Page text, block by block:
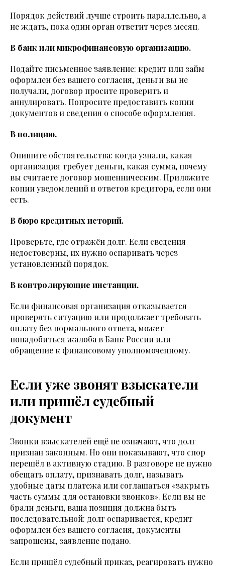
Порядок действий лучше строить параллельно, а
не ждать, пока один орган ответит через месяц.
В банк или микрофинансовую организацию.
Подайте письменное заявление: кредит или займ
оформлен без вашего согласия, деньги вы не
получали, договор просите проверить и
аннулировать. Попросите предоставить копии
документов и сведения о способе оформления.
В полицию.
Опишите обстоятельства: когда узнали, какая
организация требует деньги, какая сумма, почему
вы считаете договор мошенническим. Приложите
копии уведомлений и ответов кредитора, если они
есть.
В бюро кредитных историй.
Проверьте, где отражён долг. Если сведения
недостоверны, их нужно оспаривать через
установленный порядок.
В контролирующие инстанции.
Если финансовая организация отказывается
проверять ситуацию или продолжает требовать
оплату без нормального ответа, может
понадобиться жалоба в Банк России или
обращение к финансовому уполномоченному.
Если уже звонят взыскатели
или пришёл судебный
документ
Звонки взыскателей ещё не означают, что долг
признан законным. Но они показывают, что спор
перешёл в активную стадию. В разговоре не нужно
обещать оплату, признавать долг, называть
удобные даты платежа или соглашаться «закрыть
часть суммы для остановки звонков». Если вы не
брали деньги, ваша позиция должна быть
последовательной: долг оспаривается, кредит
оформлен без вашего согласия, документы
запрошены, заявление подано.
Если пришёл судебный приказ, реагировать нужно